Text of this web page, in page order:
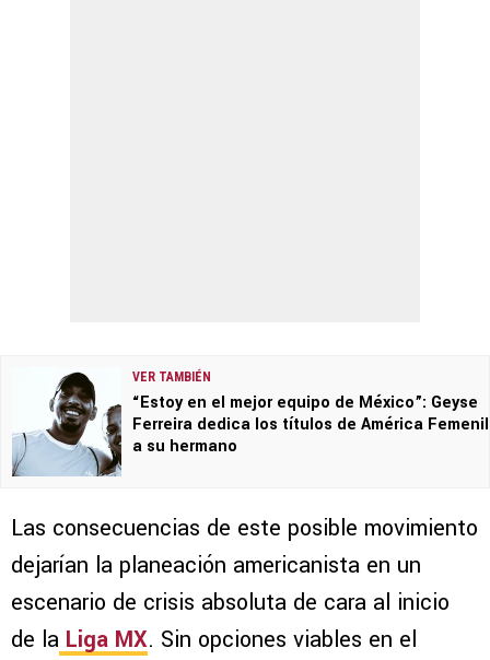
VER TAMBIÉN
“Estoy en el mejor equipo de México”: Geyse
Ferreira dedica los títulos de América Femenil
a su hermano
Las consecuencias de este posible movimiento
dejarían la planeación americanista en un
escenario de crisis absoluta de cara al inicio
de la Liga MX. Sin opciones viables en el